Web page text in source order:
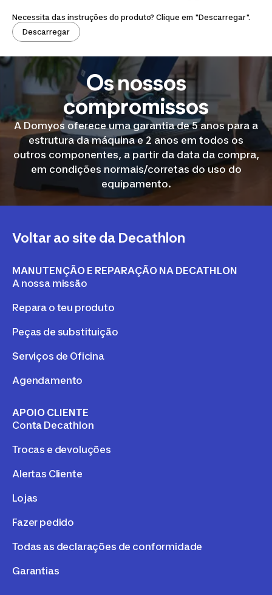
Necessita das instruções do produto? Clique em "Descarregar".
Descarregar
Os nossos
compromissos
A Domyos oferece uma garantia de 5 anos para a
estrutura da máquina e 2 anos em todos os
outros componentes, a partir da data da compra,
em condições normais/corretas do uso do
equipamento.
Voltar ao site da Decathlon
MANUTENÇÃO E REPARAÇÃO NA DECATHLON
A nossa missão
Repara o teu produto
Peças de substituição
Serviços de Oficina
Agendamento
APOIO CLIENTE
Conta Decathlon
Trocas e devoluções
Alertas Cliente
Lojas
Fazer pedido
Todas as declarações de conformidade
Garantias